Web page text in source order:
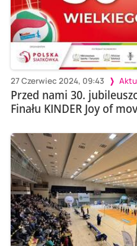
27 Czerwiec 2024, 09:43
Przed nami 30.
Finału KINDER Joy of